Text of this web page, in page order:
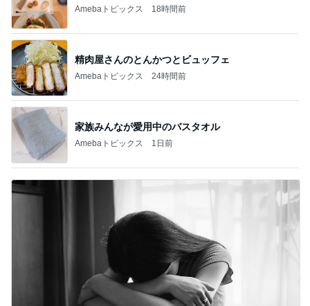
Amebaトピックス 18時間前
精肉屋さんのとんかつとビュッフェ
Amebaトピックス 24時間前
家族みんなが愛用中のバスタオル
Amebaトピックス 1日前